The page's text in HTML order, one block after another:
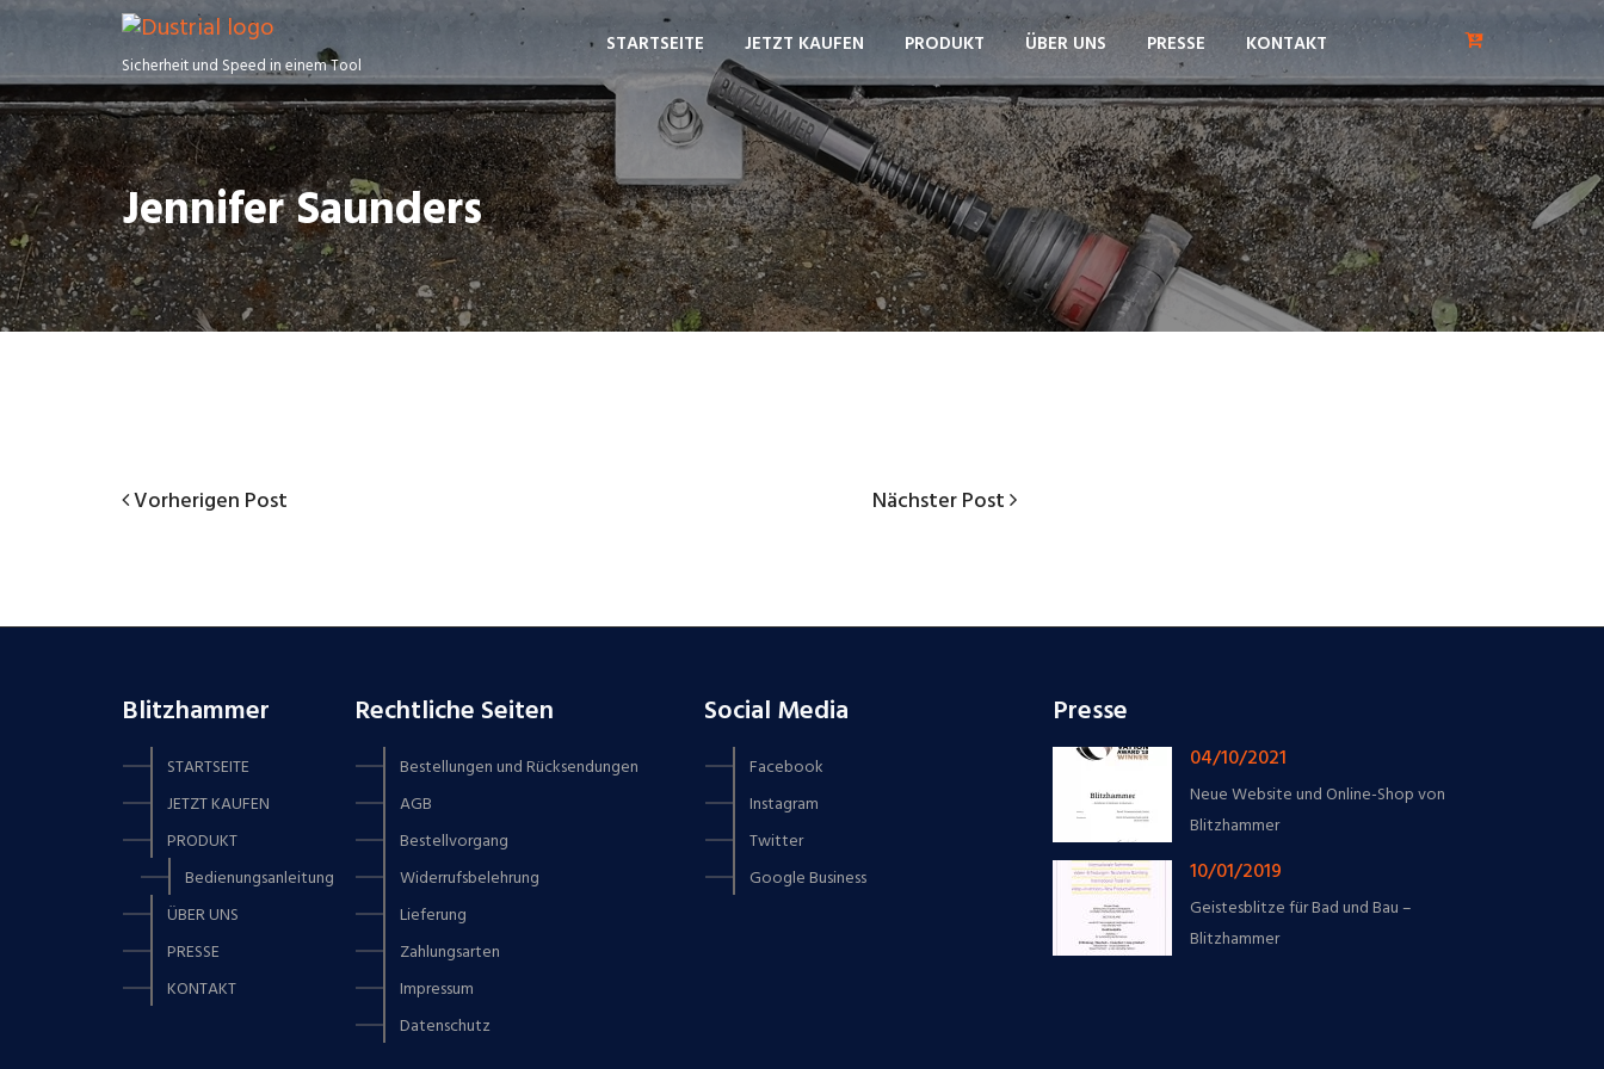
Sicherheit und Speed in einem Tool
STARTSEITE JETZT KAUFEN PRODUKT ÜBER UNS PRESSE KONTAKT
Jennifer Saunders
Beitragsnavigation
Vorherigen
Vorherigen Post
Nächster
Nächster Post
Blitzhammer
STARTSEITE
JETZT KAUFEN
PRODUKT
Bedienungsanleitung
ÜBER UNS
PRESSE
KONTAKT
Rechtliche Seiten
Bestellungen und Rücksendungen
AGB
Bestellvorgang
Widerrufsbelehrung
Lieferung
Zahlungsarten
Impressum
Datenschutz
Social Media
Facebook
Instagram
Twitter
Google Business
Presse
04/10/2021
Neue Website und Online-Shop von
Blitzhammer
10/01/2019
Geistesblitze für Bad und Bau –
Blitzhammer